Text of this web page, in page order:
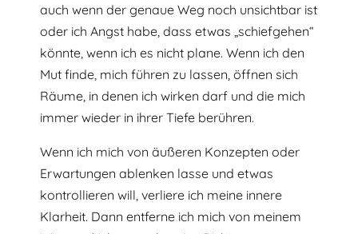
auch wenn der genaue Weg noch unsichtbar ist
oder ich Angst habe, dass etwas „schiefgehen“
könnte, wenn ich es nicht plane. Wenn ich den
Mut finde, mich führen zu lassen, öffnen sich
Räume, in denen ich wirken darf und die mich
immer wieder in ihrer Tiefe berühren.
Wenn ich mich von äußeren Konzepten oder
Erwartungen ablenken lasse und etwas
kontrollieren will, verliere ich meine innere
Klarheit. Dann entferne ich mich von meinem